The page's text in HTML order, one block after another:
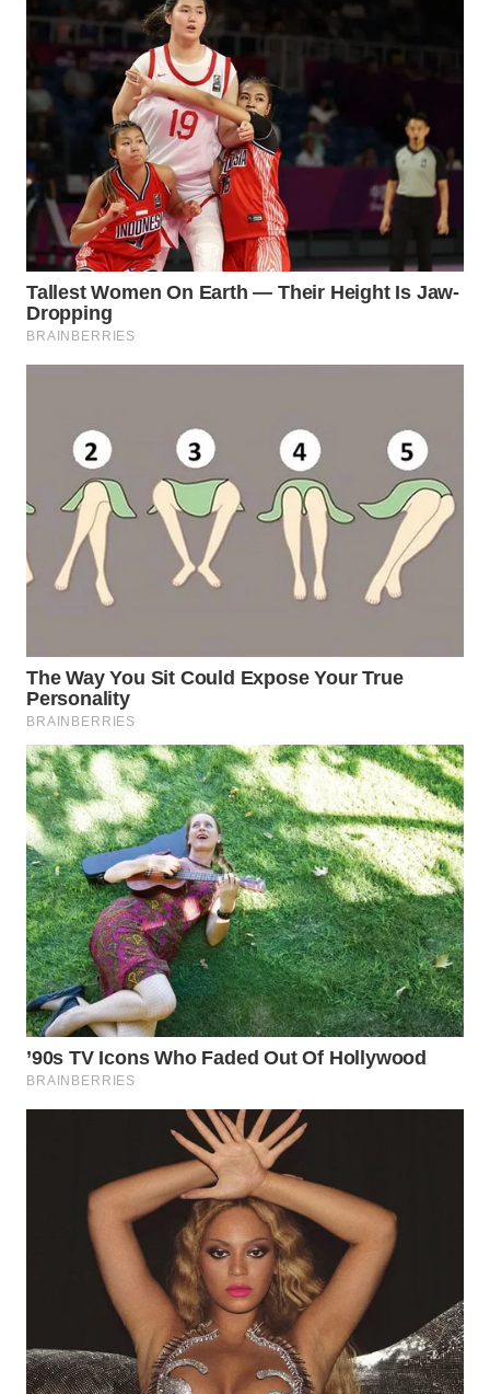
MANDALIKA
LIKUPANG
WN
LABUANBAJO
WN
BORNEO
Wahana
Media
Group
NEWS
WAHANA
TANI
WAHANA
ADVOKAT
WAHANA
INFRASTRUKTUR
KONSUMEN
WAHANA
LISTRIK
WAHANA
TRAVEL
WAHANA
TV
WAHANANEWS
ID
WAHANANEWS
NET
WAHANA